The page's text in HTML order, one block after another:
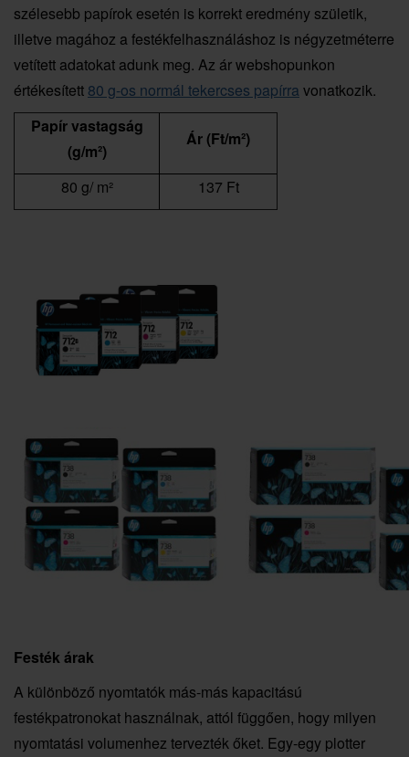
szélesebb papírok esetén is korrekt eredmény születik,
illetve magához a festékfelhasználáshoz is négyzetméterre
vetített adatokat adunk meg. Az ár webshopunkon
értékesített 80 g-os normál tekercses papírra vonatkozik.
Papír vastagság
(g/m²)
Ár (Ft/m²)
80 g/ m² 137 Ft
Festék árak
A különböző nyomtatók más-más kapacitású
festékpatronokat használnak, attól függően, hogy milyen
nyomtatási volumenhez tervezték őket. Egy-egy plotter